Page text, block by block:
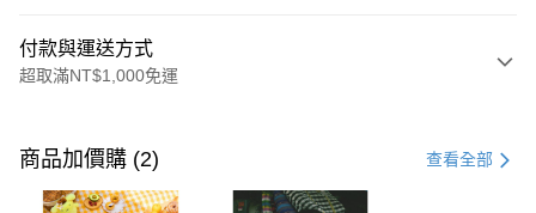
付款與運送方式
超取滿NT$1,000免運
信用卡一次付款
購物金
商品加價購 (2) 查看全部